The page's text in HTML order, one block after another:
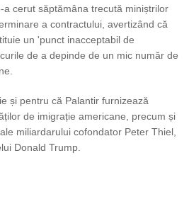
cerut săptămâna trecută miniștrilor
a contractului, avertizând că
un 'punct inacceptabil de
de a depinde de un mic număr de
și pentru că Palantir furnizează
de imigrație americane, precum și
miliardarului cofondator Peter Thiel,
Donald Trump.